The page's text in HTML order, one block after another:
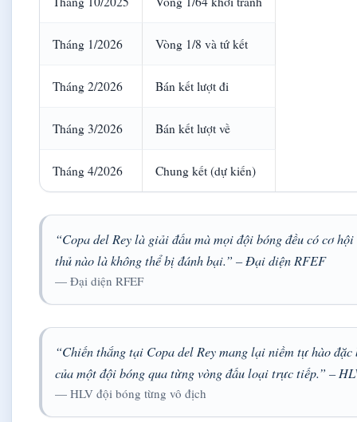
Tháng 1/2026 Vòng 1/8 và tứ kết
Tháng 2/2026 Bán kết lượt đi
Tháng 3/2026 Bán kết lượt về
Tháng 4/2026 Chung kết (dự kiến)
“Copa del Rey là giải đấu mà mọi đội bóng đều có cơ
thủ nào là không thể bị đánh bại.” – Đại diện RFEF
— Đại diện RFEF
“Chiến thắng tại Copa del Rey mang lại niềm tự hào
của một đội bóng qua từng vòng đấu loại trực tiếp.” –
— HLV đội bóng từng vô địch